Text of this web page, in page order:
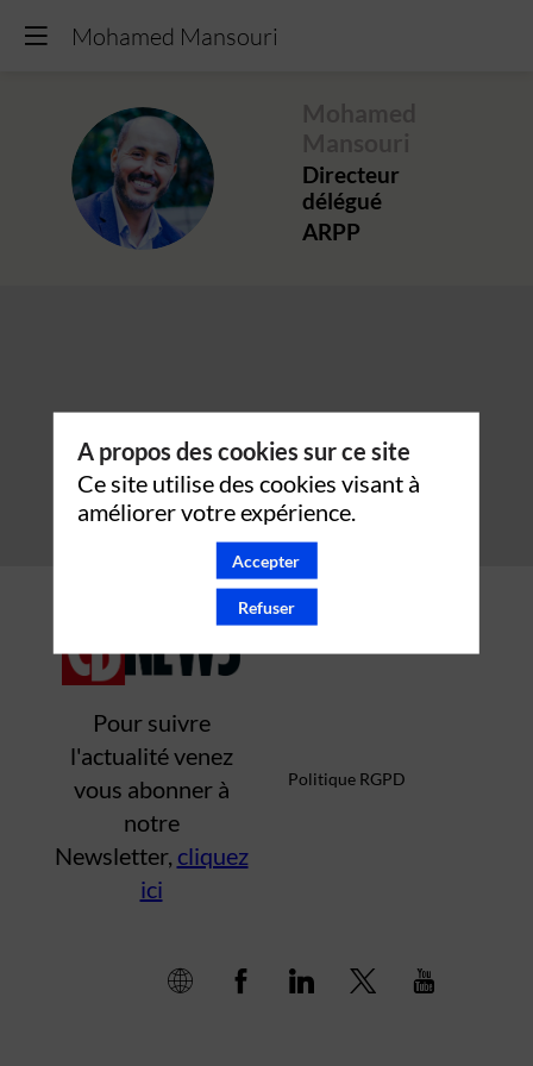
Mohamed Mansouri
MM
Directeur
délégué
ARPP
Pour suivre
l'actualité venez
vous abonner à
notre
Newsletter, cliquez
ici
Mentions légales
Politique RGPD
A propos des cookies sur ce site
Ce site utilise des cookies visant à
améliorer votre expérience.
Accepter
Refuser